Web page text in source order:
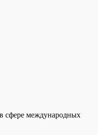
сфере международных